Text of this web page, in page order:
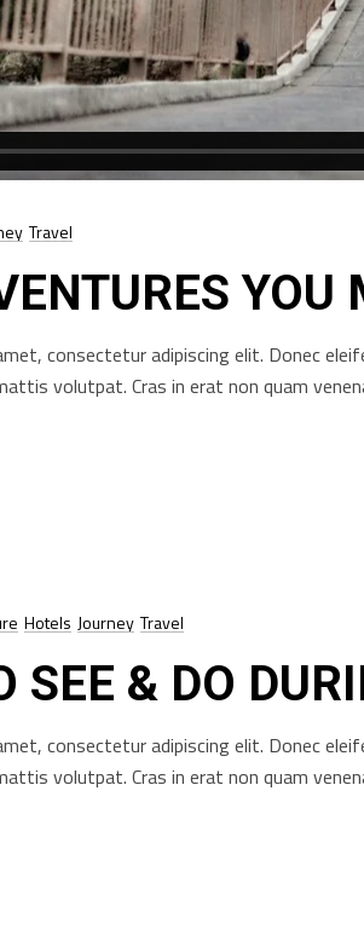
Travel
YOU
consectetur adipiscing elit. Donec
volutpat. Cras in erat non quam
Hotels Journey Travel
SEE & DO
consectetur adipiscing elit. Donec
volutpat. Cras in erat non quam